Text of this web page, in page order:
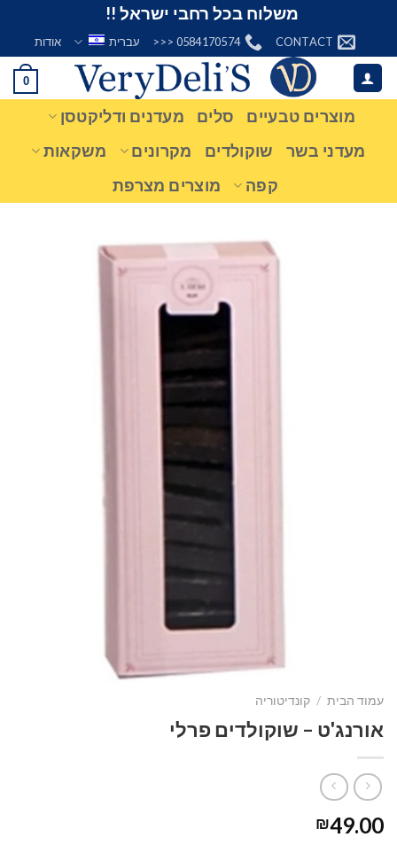
content
משלוח בכל רחבי ישראל !!
CONTACT
0584170574 <<< עברית אודות
0
מוצרים טבעיים סלים
מעדנים ודליקטסן
מעדני בשר
שוקולדים מקרונים
משקאות
קפה
מוצרים מצרפת
עמוד הבית / קונדיטוריה
אורנג'ט – שוקולדים פרלי
₪49.00